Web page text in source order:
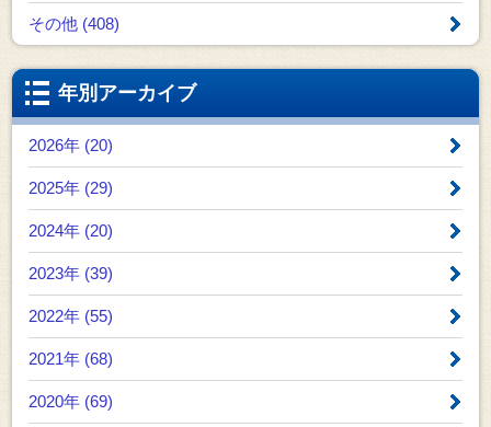
その他 (408)
年別アーカイブ
2026年 (20)
2025年 (29)
2024年 (20)
2023年 (39)
2022年 (55)
2021年 (68)
2020年 (69)